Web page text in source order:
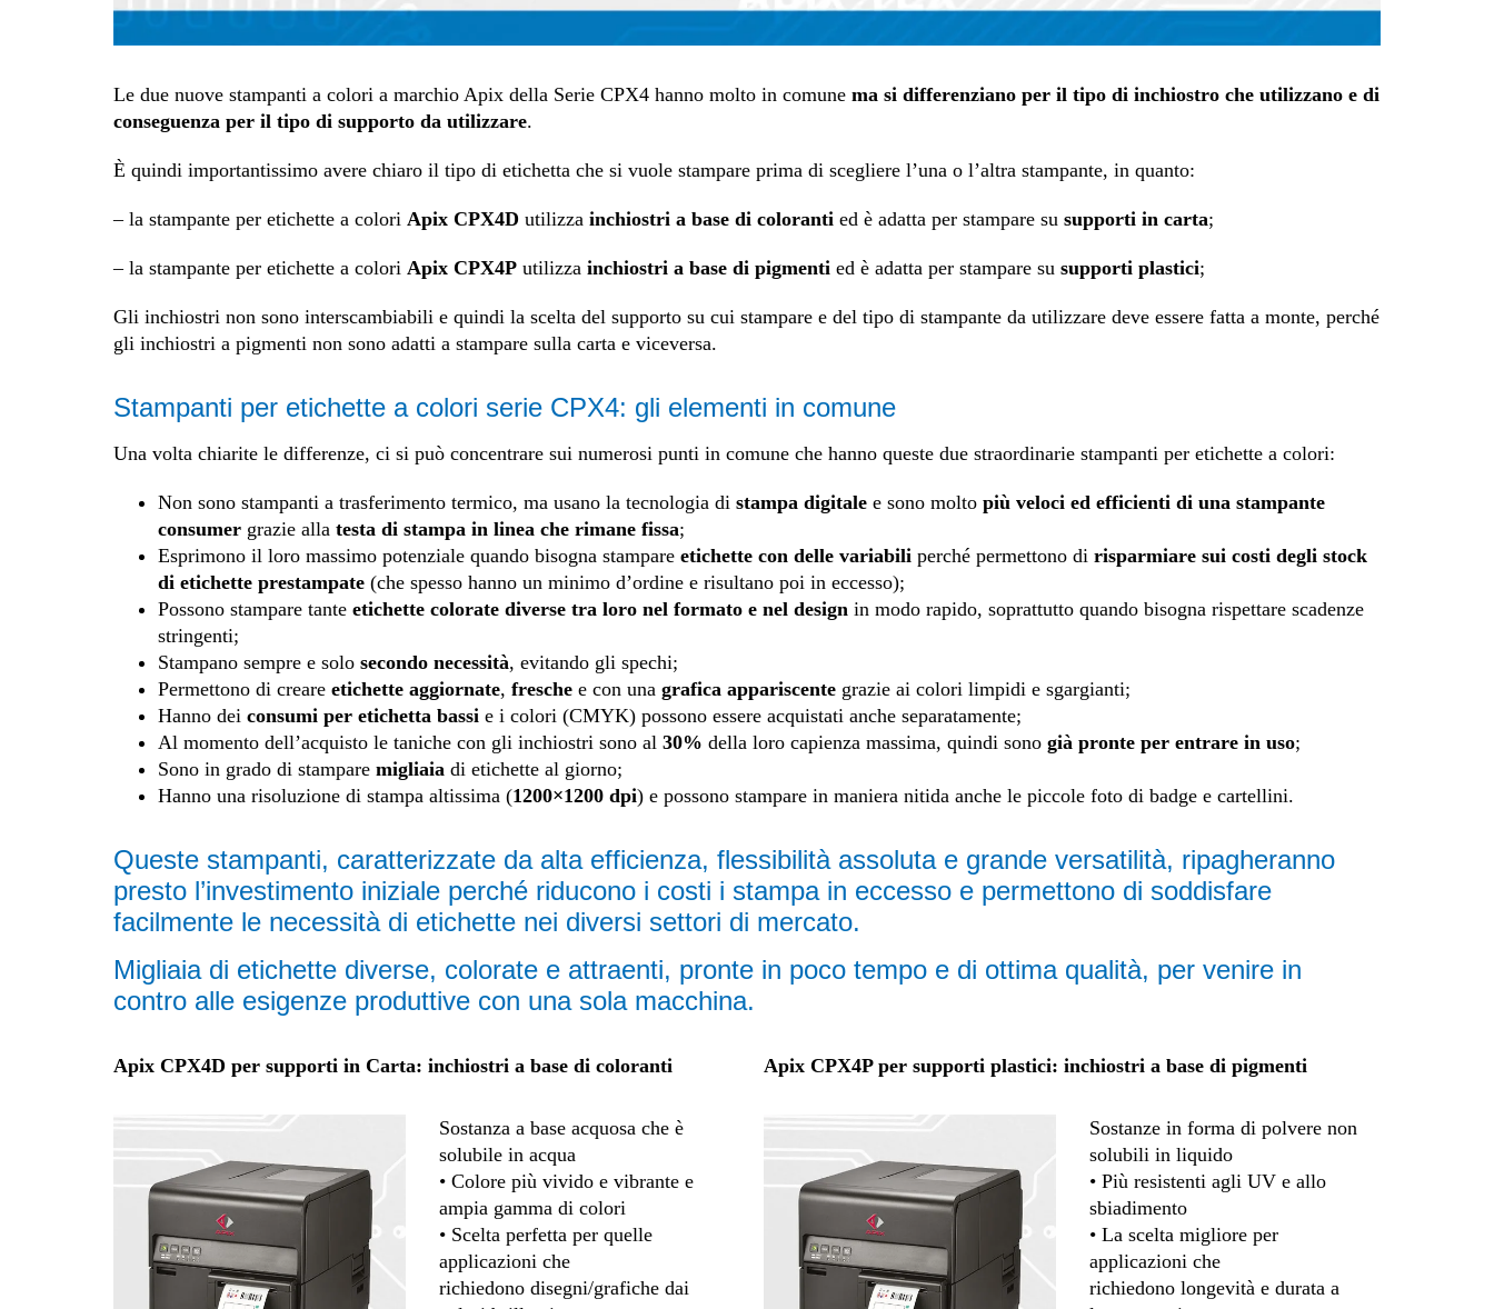
Le due nuove stampanti a colori a marchio Apix della Serie CPX4 hanno molto in comune ma si differenziano per il tipo di inchiostro che utilizzano e di
conseguenza per il tipo di supporto da utilizzare.
È quindi importantissimo avere chiaro il tipo di etichetta che si vuole stampare prima di scegliere l’una o l’altra stampante, in quanto:
– la stampante per etichette a colori Apix CPX4D utilizza inchiostri a base di coloranti ed è adatta per stampare su supporti in carta;
– la stampante per etichette a colori Apix CPX4P utilizza inchiostri a base di pigmenti ed è adatta per stampare su supporti plastici;
Gli inchiostri non sono interscambiabili e quindi la scelta del supporto su cui stampare e del tipo di stampante da utilizzare deve essere fatta a monte, perché
gli inchiostri a pigmenti non sono adatti a stampare sulla carta e viceversa.
Stampanti per etichette a colori serie CPX4: gli elementi in comune
Una volta chiarite le differenze, ci si può concentrare sui numerosi punti in comune che hanno queste due straordinarie stampanti per etichette a colori:
Non sono stampanti a trasferimento termico, ma usano la tecnologia di stampa digitale e sono molto più veloci ed efficienti di una stampante
consumer grazie alla testa di stampa in linea che rimane fissa;
Esprimono il loro massimo potenziale quando bisogna stampare etichette con delle variabili perché permettono di risparmiare sui costi degli stock
di etichette prestampate (che spesso hanno un minimo d’ordine e risultano poi in eccesso);
Possono stampare tante etichette colorate diverse tra loro nel formato e nel design in modo rapido, soprattutto quando bisogna rispettare scadenze
stringenti;
Stampano sempre e solo secondo necessità, evitando gli spechi;
Permettono di creare etichette aggiornate, fresche e con una grafica appariscente grazie ai colori limpidi e sgargianti;
Hanno dei consumi per etichetta bassi e i colori (CMYK) possono essere acquistati anche separatamente;
Al momento dell’acquisto le taniche con gli inchiostri sono al 30% della loro capienza massima, quindi sono già pronte per entrare in uso;
Sono in grado di stampare migliaia di etichette al giorno;
Hanno una risoluzione di stampa altissima (1200×1200 dpi) e possono stampare in maniera nitida anche le piccole foto di badge e cartellini.
Queste stampanti, caratterizzate da alta efficienza, flessibilità assoluta e grande versatilità, ripagheranno
presto l’investimento iniziale perché riducono i costi i stampa in eccesso e permettono di soddisfare
facilmente le necessità di etichette nei diversi settori di mercato.
Migliaia di etichette diverse, colorate e attraenti, pronte in poco tempo e di ottima qualità, per venire in
contro alle esigenze produttive con una sola macchina.
Apix CPX4D per supporti in Carta: inchiostri a base di coloranti
Sostanza a base acquosa che è
solubile in acqua
• Colore più vivido e vibrante e
ampia gamma di colori
• Scelta perfetta per quelle
applicazioni che
richiedono disegni/grafiche dai
Apix CPX4P per supporti plastici: inchiostri a base di pigmenti
Sostanze in forma di polvere non
solubili in liquido
• Più resistenti agli UV e allo
sbiadimento
• La scelta migliore per
applicazioni che
richiedono longevità e durata a